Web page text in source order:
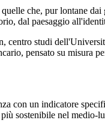
che, pur lontane dai
dal paesaggio
centro studi
pensato su misura
con un indicatore
sostenibile nel medio-